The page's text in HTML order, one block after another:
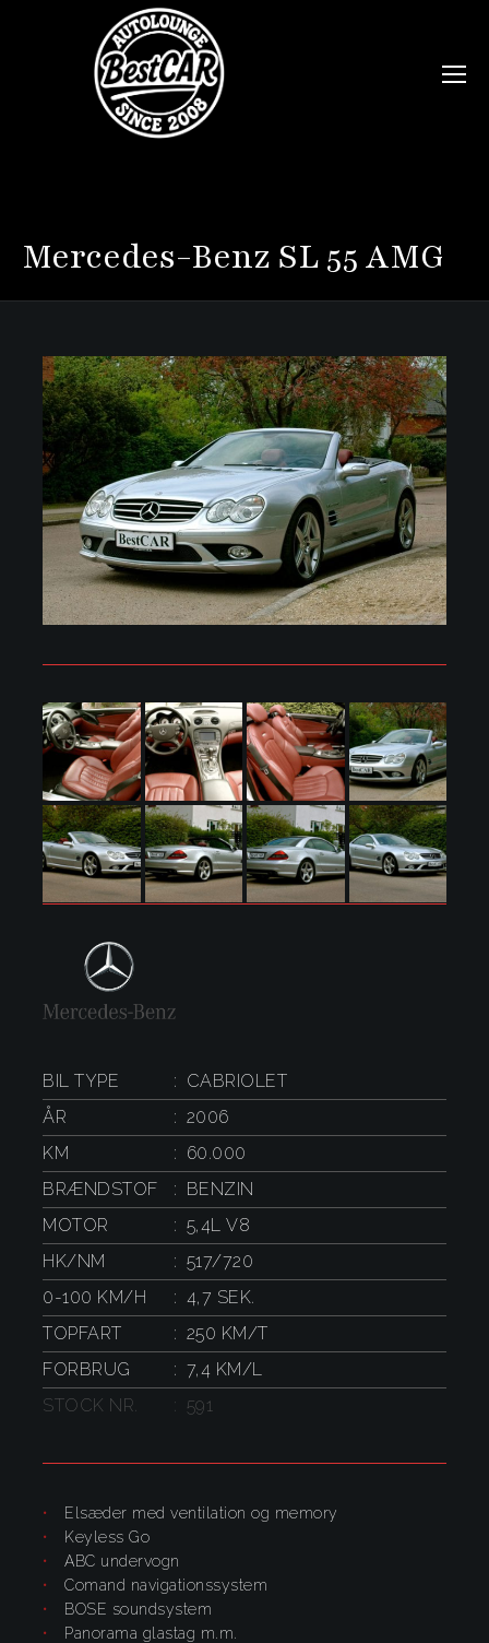
Mercedes-Benz SL 55 AMG
BIL TYPE
CABRIOLET
ÅR
2006
KM
60.000
BRÆNDSTOF
BENZIN
MOTOR
5,4L V8
HK/NM
517/720
0-100 KM/H
4,7 SEK.
TOPFART
250 KM/T
FORBRUG
7,4 KM/L
STOCK NR.
591
Elsæder med ventilation og memory
Keyless Go
ABC undervogn
Comand navigationssystem
BOSE soundsystem
panorama glastag m.m.